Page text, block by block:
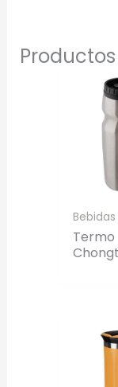
Bebidas
Termo